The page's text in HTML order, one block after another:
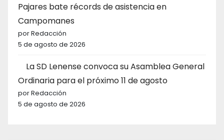
Pajares bate récords de asistencia en
Campomanes
por Redacción
5 de agosto de 2026
La SD Lenense convoca su Asamblea General
Ordinaria para el próximo 11 de agosto
por Redacción
5 de agosto de 2026